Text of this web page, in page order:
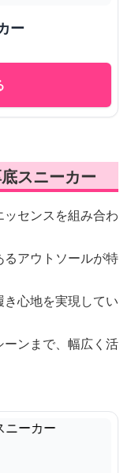
ー
スニーカー
センスを組み合わ
アウトソールが特
心地を実現してい
ンまで、幅広く活